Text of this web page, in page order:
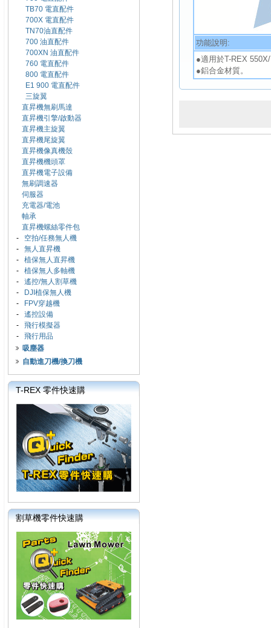
TB70 電直配件
700X 電直配件
TN70油直配件
700 油直配件
700XN 油直配件
760 電直配件
800 電直配件
E1 900 電直配件
三旋翼
直昇機無刷馬達
直昇機引擎/啟動器
直昇機主旋翼
直昇機尾旋翼
直昇機像真機殼
直昇機機頭罩
直昇機電子設備
無刷調速器
伺服器
充電器/電池
軸承
直昇機螺絲零件包
- 空拍/任務無人機
- 無人直昇機
- 植保無人直昇機
- 植保無人多軸機
- 遙控/無人割草機
-
DJI植保無人機
-
FPV穿越機
- 遙控設備
- 飛行模擬器
- 飛行用品
吸塵器
自動進刀機/換刀機
T-REX 零件快速購
割草機零件快速購
功能說明:
●適用於T-REX
●鋁合金材質。